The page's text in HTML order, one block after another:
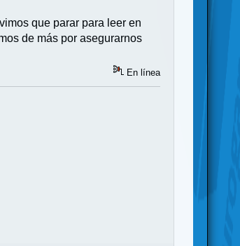
que parar para leer en
de más por asegurarnos
En línea